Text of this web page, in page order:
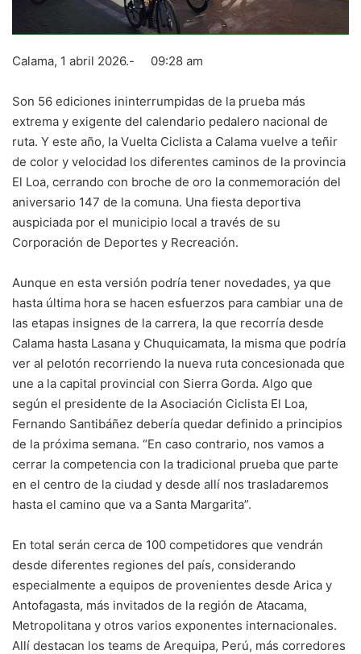
Calama, 1 abril 2026.- 09:28 am
Son 56 ediciones ininterrumpidas de la prueba más
extrema y exigente del calendario pedalero nacional de
ruta. Y este año, la Vuelta Ciclista a Calama vuelve a teñir
de color y velocidad los diferentes caminos de la provincia
El Loa, cerrando con broche de oro la conmemoración del
aniversario 147 de la comuna. Una fiesta deportiva
auspiciada por el municipio local a través de su
Corporación de Deportes y Recreación.
Aunque en esta versión podría tener novedades, ya que
hasta última hora se hacen esfuerzos para cambiar una de
las etapas insignes de la carrera, la que recorría desde
Calama hasta Lasana y Chuquicamata, la misma que podría
ver al pelotón recorriendo la nueva ruta concesionada que
une a la capital provincial con Sierra Gorda. Algo que
según el presidente de la Asociación Ciclista El Loa,
Fernando Santibáñez debería quedar definido a principios
de la próxima semana. “En caso contrario, nos vamos a
cerrar la competencia con la tradicional prueba que parte
en el centro de la ciudad y desde allí nos trasladaremos
hasta el camino que va a Santa Margarita”.
En total serán cerca de 100 competidores que vendrán
desde diferentes regiones del país, considerando
especialmente a equipos de provenientes desde Arica y
Antofagasta, más invitados de la región de Atacama,
Metropolitana y otros varios exponentes internacionales.
Allí destacan los teams de Arequipa, Perú, más corredores